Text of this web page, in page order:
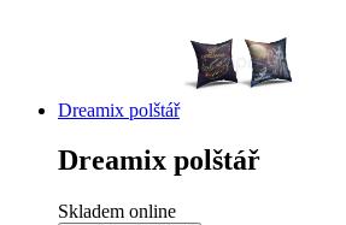
Dreamix polštář
Dreamix polštář
Skladem online